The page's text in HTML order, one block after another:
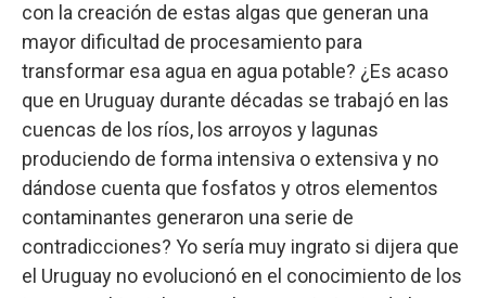
con la creación de estas algas que generan una
mayor dificultad de procesamiento para
transformar esa agua en agua potable? ¿Es acaso
que en Uruguay durante décadas se trabajó en las
cuencas de los ríos, los arroyos y lagunas
produciendo de forma intensiva o extensiva y no
dándose cuenta que fosfatos y otros elementos
contaminantes generaron una serie de
contradicciones? Yo sería muy ingrato si dijera que
el Uruguay no evolucionó en el conocimiento de los